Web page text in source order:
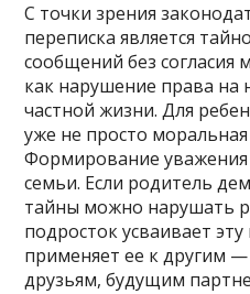
С точки зрения
переписка является
сообщений без согласия
как нарушение права на
частной жизни. Для
уже не просто
Формирование уважения
семьи. Если родитель
тайны можно нарушать
подросток усваивает
применяет ее к другим
друзьям, будущим